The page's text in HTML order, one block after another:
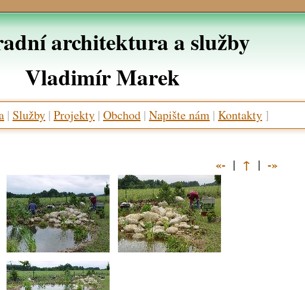
architektura a služby
Vladimír Marek
| Služby | Projekty | Obchod | Napište nám | Kontakty ]
«- | ↑ | -»